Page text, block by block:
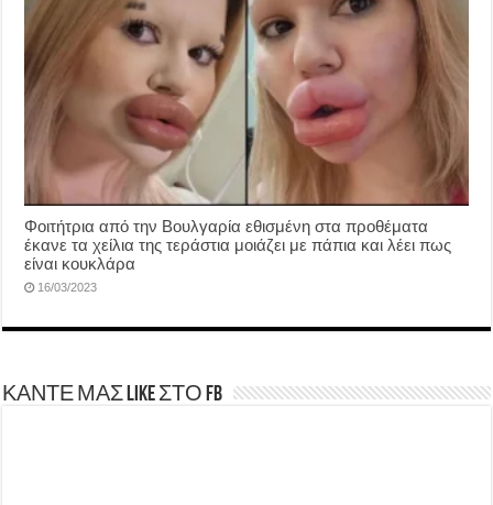
Φοιτήτρια από την Βουλγαρία εθισμένη στα προθέματα
έκανε τα χείλια της τεράστια μοιάζει με πάπια και λέει πως
είναι κουκλάρα
16/03/2023
ΚΑΝΤΕ ΜΑΣ LIKE ΣΤΟ FB